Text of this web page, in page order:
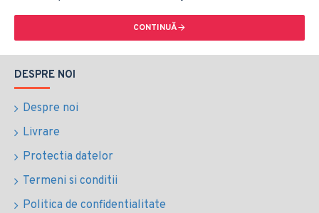
CONTINUĂ
DESPRE NOI
Despre noi
Livrare
Protectia datelor
Termeni si conditii
Politica de confidentialitate